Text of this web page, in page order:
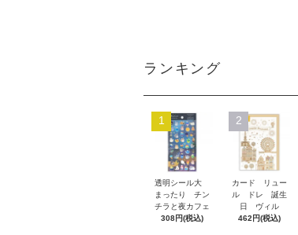
ランキング
1
透明シール大
まったり チン
チラと夜カフェ
308円(税込)
2
カード リュー
ル ドレ 誕生
日 ヴィル
462円(税込)